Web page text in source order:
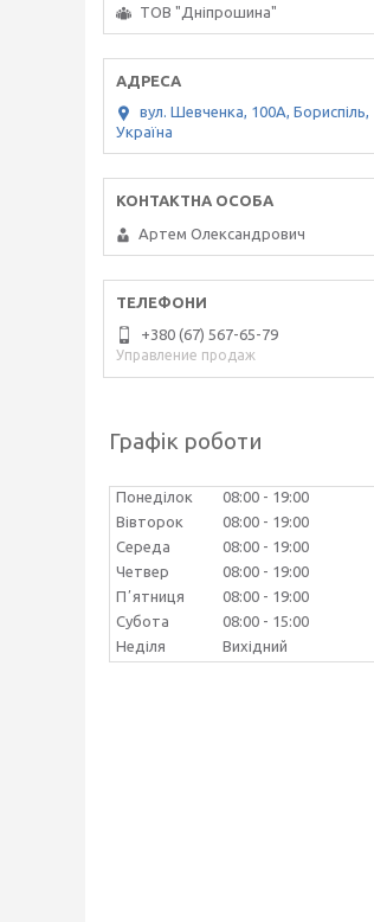
ТОВ "Дніпрошина"
вул. Шевченка, 100А, Бориспіль,
Україна
Артем Олександрович
+380 (67) 567-65-79
Управление продаж
Графік роботи
Понеділок 08:00
19:00
Вівторок
08:00
19:00
Середа
08:00
19:00
Четвер
08:00
19:00
Пʼятниця
08:00
19:00
Субота
08:00
15:00
Неділя
Вихідний